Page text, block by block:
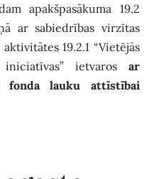
apakšpasākuma 19.2
ar sabiedrības virzītas
19.2.1 “Vietējās
iniciatīvas” ietvaros ar
fonda lauku attīstībai